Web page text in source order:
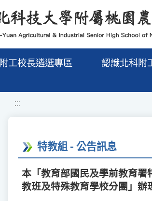
附工校長遴選專區 認識北科附
:::
特教組 - 公告訊息
本「教育部國民及學前教育
教班及特殊教育學校分團」辦